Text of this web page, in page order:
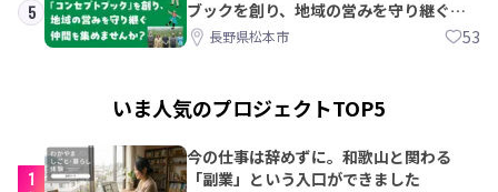
5
ブックを創り、地域の営みを守り継ぐ仲
間を集めませんか？
長野県松本市 53
いま人気のプロジェクトTOP5
1
今の仕事は辞めずに。和歌山と関わる
「副業」という入口ができました